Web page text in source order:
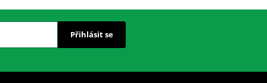
Přihlásit se